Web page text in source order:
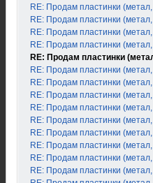
RE: Продам пластинки
RE: Продам пластинки
RE: Продам пластинки
RE: Продам пластинки
RE: Продам пластинки
RE: Продам пластинки
RE: Продам пластинки
RE: Продам пластинки
RE: Продам пластинки
RE: Продам пластинки
RE: Продам пластинки
RE: Продам пластинки
RE: Продам пластинки
RE: Продам пластинки